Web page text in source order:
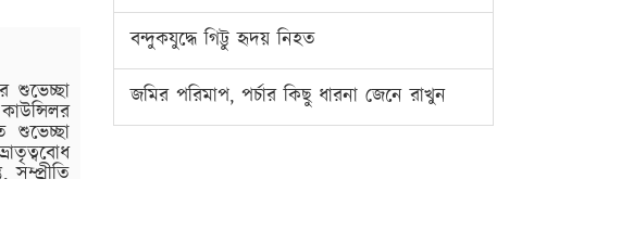
শুভেচ্ছা
শুভেচ্ছা
বন্দুকযুদ্ধে গিট্টু হৃদয় নিহত
জমির পরিমাপ, পর্চার কিছু ধারনা জেনে রাখুন